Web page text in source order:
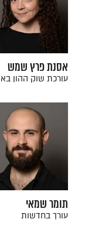
אסנת פרץ שמש
עורכת שוק ההון
תומר שמאי
עורך בחדשות